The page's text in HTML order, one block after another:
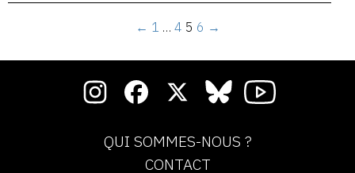
← 1 … 4 5 6 →
QUI SOMMES-NOUS ?
CONTACT